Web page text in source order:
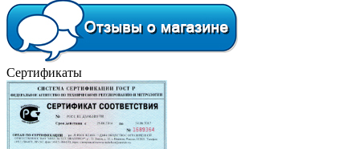
Сертификаты